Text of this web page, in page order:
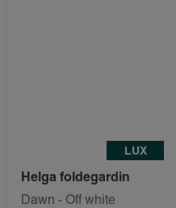
LUX
Helga foldegardin
Dawn - Off white